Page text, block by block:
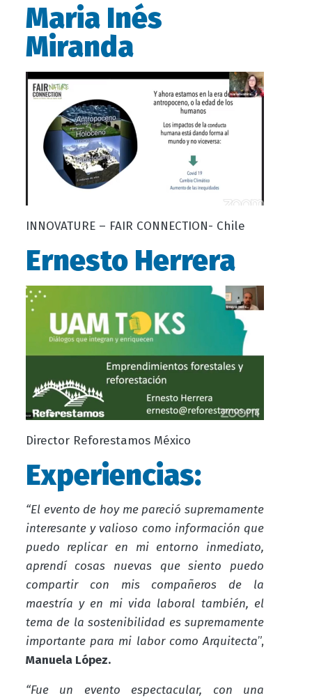
Maria Inés
Miranda
INNOVATURE – FAIR CONNECTION- Chile
Ernesto Herrera
Director Reforestamos México
Experiencias:
“El evento de hoy me pareció supremamente
interesante y valioso como información que
puedo replicar en mi entorno inmediato,
aprendí cosas nuevas que siento puedo
compartir con mis compañeros de la
maestría y en mi vida laboral también, el
tema de la sostenibilidad es supremamente
importante para mi labor como Arquitecta”,
Manuela López.
“Fue un evento espectacular, con una